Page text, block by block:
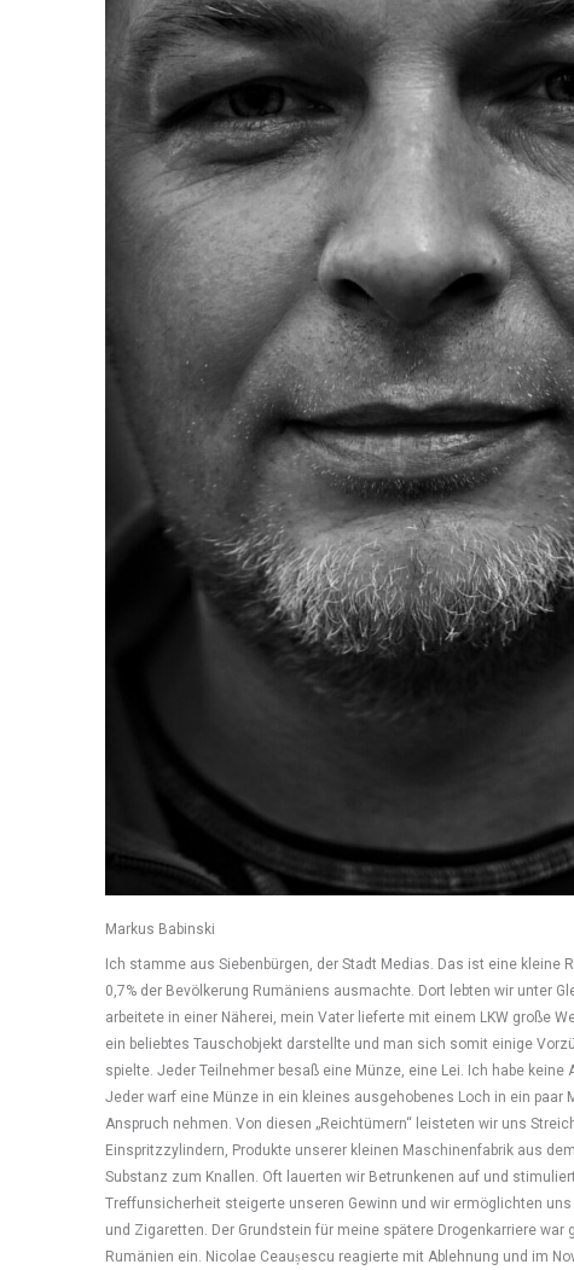
Markus Babinski
Ich stamme aus Siebenbürgen, der Stadt Medias. Das ist eine kleine Region in Rumänien, in der ca. 60.000 Deutschstämmige lebten, was ca. 0,7% der Bevölkerung Rumäniens ausmachte. Dort lebten wir unter Gleichen. Ich blicke auf eine zufriedene Kindheit zurück. Meine Mutter arbeitete in einer Näherei, mein Vater lieferte mit einem LKW große Weinmengen in einem riesigen Behälter aus. Es fehlte uns an nichts, da Wein ein beliebtes Tauschobjekt darstellte und man sich somit einige Vorzüge verschaffen konnte. Ich liebte mein Dorf, die Freunde, mit denen ich Zalâ spielte. Jeder Teilnehmer besaß eine Münze, eine Lei. Ich habe keine Ahnung welcher Teil eines Pfennigs dies war, zum Spielen reichte es allemal. Jeder warf eine Münze in ein kleines ausgehobenes Loch in ein paar Meter Entfernung. Wer traf, durfte alle geworfenen Münzen für sich in Anspruch nehmen. Von diesen „Reichtümern“ leisteten wir uns Streichhölzer. Wir schabten den Schwefelanteil ab und sammelten ihn in kleinen Einspritzzylindern, Produkte unserer kleinen Maschinenfabrik aus dem Ort. Mit einer ausgeklügelten Methode brachten wir die entzündliche Substanz zum Knallen. Oft lauerten wir Betrunkenen auf und stimulierten sie, mit uns Zalâ zu spielen. Die durch den Rausch bedingte Treffunsicherheit steigerte unseren Gewinn und wir ermöglichten uns so im Alter von sechs bis sieben Jahren selbstständig Zugang zu Alkohol und Zigaretten. Der Grundstein für meine spätere Drogenkarriere war gelegt. Michail Gorbatschow leitete 1985 umfangreiche Reformen in Rumänien ein. Nicolae Ceaușescu reagierte mit Ablehnung und im November 1989 reiste er nach Moskau. Hier wurde ihm der Rücktritt nahegelegt. Später wurde er öffentlich hingerichtet. Die Revolution, die den Kommunismus abschaffte, führte zu der Entscheidung, die Enklave, in der wir im guten Mittelstand lebten, zu verlassen. Kurze Zeit später standen wir, also meine Eltern, mein zwei Jahre älterer Bruder und ich, jeder mit einem Koffer bestückt am Bahnhof in Nürnberg und warteten darauf, in ein zehnstöckiges Aussiedlerheim, das durchaus vergleichbar mit einer heutigen Flüchtlingsunterkunft war, weitergleitet zu werden. Dort verbrachten wir einen Monat. Ein Kredit eines Siebenbürgers in Höhe von 10.000 DM ermöglichte uns, nach Heilbronn in eine kleine Behausung zu ziehen. Wir haben alles hinter uns gelassen. Das Dorf, Freunde, die Natur, das alles fehlte mir. Ich spürte zum ersten Mal, in der alten Heimat waren wir keine richtigen Rumänen und in Deutschland keine richtigen Deutschen. Obwohl wir in Siebenbürgen deutsch sprachen, war ich auf der Hauptschule überfordert. Der Niveauunterschied war einfach zu groß. Ich fiel schon allein durch meine einfache Kleidung auf. Markenartikel konnten wir uns nicht leisten, sie war aber auf Schulhöfen durchaus angesagt. Meine Klassenkameraden ließen mich spüren, dass ich „zweite Wahl“ war und ich entwickelte mein eigenes Resilienzkonzept, mit dem ich beeindrucken wollte. Ich provozierte alle, suchte Ärger mit Lehrern, stand im Unterricht einfach auf und bewegte mich im Klassenzimmer. Als Folge dieses Verhaltens wurde anderen Kindern der Umgang mit mir verboten. Diese agile Methode, meine Unsicherheit zu verdecken sollte ich bis zum März 2020 beibehalten. In den folgenden Jahren zogen wir unzählige male um. Nach einiger Zeit gesellte sich meine Großmutter dazu, mit der ich mein kleines Zimmer teilte. Meine Eltern wechselten ihre Arbeitsstellen. Während meine Mutter zunächst als Arzthelferin, später im Büro eines Reisebüros arbeitete, blieb mein Vater seinem Beruf treu und fuhr Transporte für eine Firma mit Baustellenfahrzeugen. Mit 17 Jahren sind wir in einer Eigentumswohnung in Böckingen angekommen. Während meine Eltern mehr Stabilität verspürten, begann mein Leben richtig an zu wackeln. Ich fand einfach durch die ständigen Umzüge keine Basis, meine schulische Ausbildung auf gesunde Beine zu stellen. Nachdem ich zweimal das Schuljahr wiederholen musste, riet mir mein Lehrer zu einer Ausbildung zum Metzger. Ich verlies die Hauptschule nach der achten Klasse und begann meine berufliche Karriere in einer Fleischmanufaktur. Es war harte Arbeit, denn der Betrieb besaß zwei Maschinen, eine Wurstspritze und einen Fleischwolf. Der Rest war Handarbeit. Da ich nun über eigenes Geld verfügte, leistete ich mir auch die zugänglichen Drogen und sowie Gras, als auch der dazugehörige Rausch waren meine ständigen Begleiter. Sie sollten nicht allein bleiben. Koks, Marihuana, Extasy, LSD und Speed wurden vollkommen unproblematisch und vollständig in mein Betäubungskonzept übernommen. An den Wochenenden reiste ich nach Mannheim und Stuttgart, feierte dort die gesamten Tage und landete nach 4 Stunden Schlaf montags wieder am Arbeitsplatz. Natürlich unter Drogen.Den Dienst an der Waffe verweigerte ich und war während meines